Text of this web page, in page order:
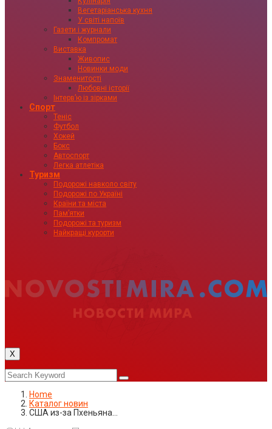
Вегетаріанська кухня
У світі напоїв
Газети і журнали
Компромат
Виставка
Живопис
Новинки моди
Знаменитості
Любовні історії
Інтервʼю із зірками
Спорт
Теніс
Футбол
Хокей
Бокс
Автоспорт
Легка атлетіка
Туризм
Подорожі навколо світу
Подорожі по Україні
Країни та міста
Пам’ятки
Подорожі та туризм
Найкращі курорти
X
Home
Каталог новин
США из-за Пхеньяна…